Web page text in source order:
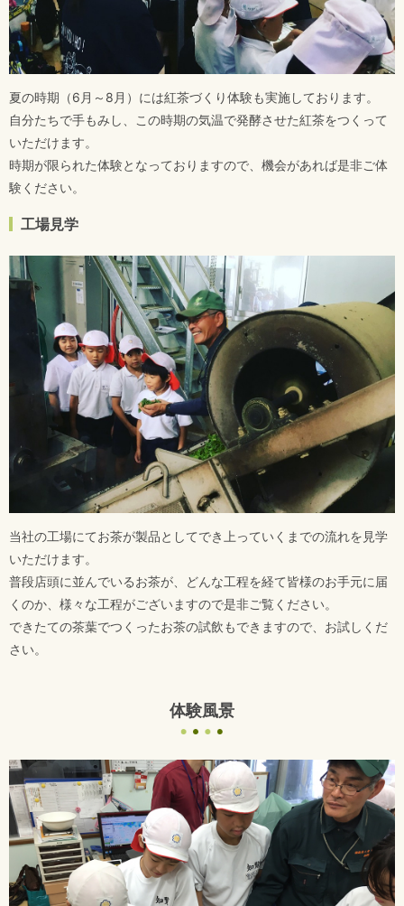
夏の時期（6月～8月）には紅茶づくり体験も実施しております。
自分たちで手もみし、この時期の気温で発酵させた紅茶をつくって
いただけます。
時期が限られた体験となっておりますので、機会があれば是非ご体
験ください。
工場見学
当社の工場にてお茶が製品としてでき上っていくまでの流れを見学
いただけます。
普段店頭に並んでいるお茶が、どんな工程を経て皆様のお手元に届
くのか、様々な工程がございますので是非ご覧ください。
できたての茶葉でつくったお茶の試飲もできますので、お試しくだ
さい。
体験風景